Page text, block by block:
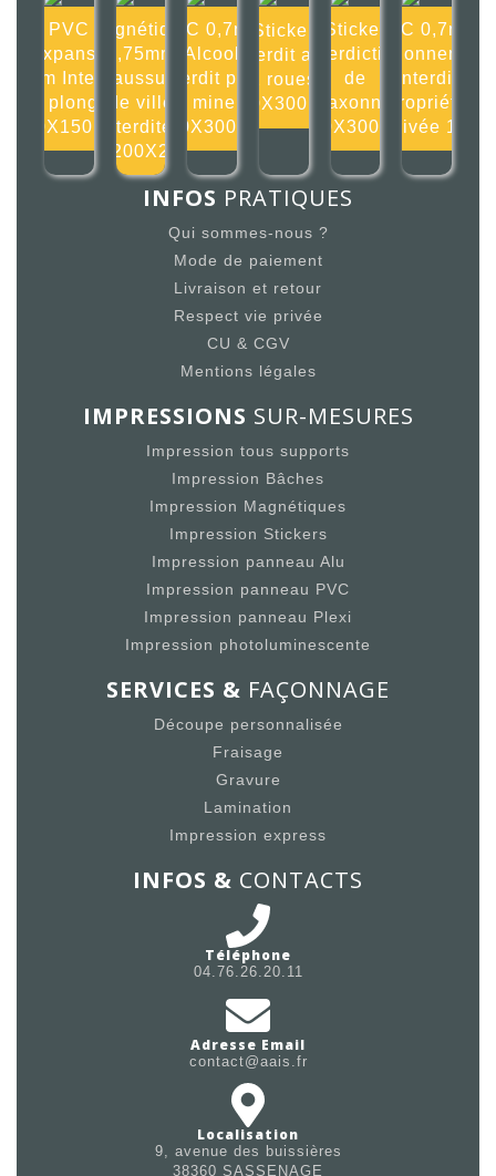
PVC
Expansé
4mm Interdit
de plonger
150X150mm
Magnétique
0,75mm
Chaussures
de ville
interdites
200X2
PVC 0,7mm
Alcool
interdit pour
les mineurs
300X300mm
Sticker
Interdit aux
2 roues
300X300mm
Sticker
Interdiction
de
klaxonner
300X300mm
PVC 0,7mm
Stationnement
interdit
propriété
privée 15
INFOS PRATIQUES
Qui sommes-nous ?
Mode de paiement
Livraison et retour
Respect vie privée
CU & CGV
Mentions légales
IMPRESSIONS SUR-MESURES
Impression tous supports
Impression Bâches
Impression Magnétiques
Impression Stickers
Impression panneau Alu
Impression panneau PVC
Impression panneau Plexi
Impression photoluminescente
SERVICES & FAÇONNAGE
Découpe personnalisée
Fraisage
Gravure
Lamination
Impression express
INFOS & CONTACTS
Téléphone
04.76.26.20.11
Adresse Email
contact@aais.fr
Localisation
9, avenue des buissières
38360 SASSENAGE